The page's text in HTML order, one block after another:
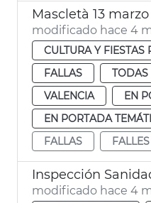
Mascletà 13
modificado hace 4
CULTURA Y FIESTAS
FALLAS
TODAS
VALENCIA
EN
EN PORTADA
FALLAS
FALLES
modificado hace 4